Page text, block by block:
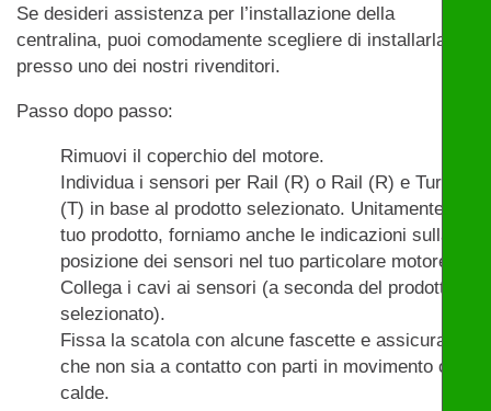
Se desideri assistenza per l’installazione della
centralina, puoi comodamente scegliere di installarla
presso uno dei nostri rivenditori.
Passo dopo passo:
Rimuovi il coperchio del motore.
Individua i sensori per Rail (R) o Rail (R) e Turbo
(T) in base al prodotto selezionato. Unitamente al
tuo prodotto, forniamo anche le indicazioni sulla
posizione dei sensori nel tuo particolare motore.
Collega i cavi ai sensori (a seconda del prodotto
selezionato).
Fissa la scatola con alcune fascette e assicurati
che non sia a contatto con parti in movimento o
calde.